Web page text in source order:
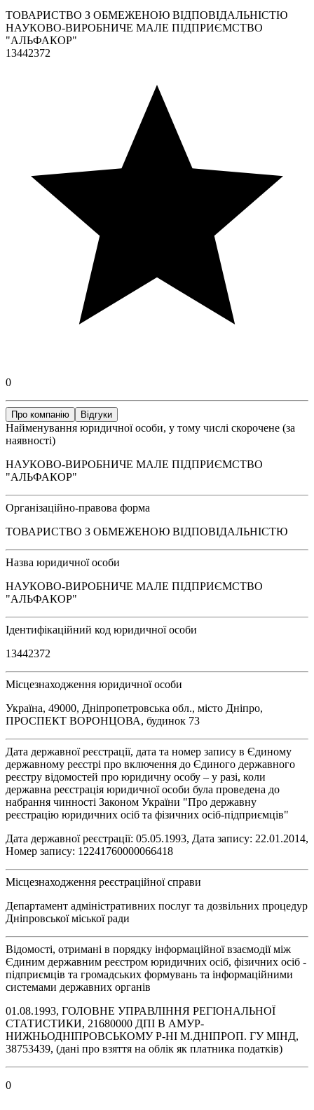
ТОВАРИСТВО З ОБМЕЖЕНОЮ ВІДПОВІДАЛЬНІСТЮ
НАУКОВО-ВИРОБНИЧЕ МАЛЕ ПІДПРИЄМСТВО
"АЛЬФАКОР"
13442372
0
Про компанію Відгуки
Найменування юридичної особи, у тому числі скорочене (за
наявності)
НАУКОВО-ВИРОБНИЧЕ МАЛЕ ПІДПРИЄМСТВО
"АЛЬФАКОР"
Організаційно-правова форма
ТОВАРИСТВО З ОБМЕЖЕНОЮ ВІДПОВІДАЛЬНІСТЮ
Назва юридичної особи
НАУКОВО-ВИРОБНИЧЕ МАЛЕ ПІДПРИЄМСТВО
"АЛЬФАКОР"
Ідентифікаційний код юридичної особи
13442372
Місцезнаходження юридичної особи
Україна, 49000, Дніпропетровська обл., місто Дніпро,
ПРОСПЕКТ ВОРОНЦОВА, будинок 73
Дата державної реєстрації, дата та номер запису в Єдиному
державному реєстрі про включення до Єдиного державного
реєстру відомостей про юридичну особу – у разі, коли
державна реєстрація юридичної особи була проведена до
набрання чинності Законом України "Про державну
реєстрацію юридичних осіб та фізичних осіб-підприємців"
Дата державної реєстрації: 05.05.1993, Дата запису: 22.01.2014,
Номер запису: 12241760000066418
Місцезнаходження реєстраційної справи
Департамент адміністративних послуг та дозвільних процедур
Дніпровської міської ради
Відомості, отримані в порядку інформаційної взаємодії між
Єдиним державним реєстром юридичних осіб, фізичних осіб -
підприємців та громадських формувань та інформаційними
системами державних органів
01.08.1993, ГОЛОВНЕ УПРАВЛІННЯ РЕГІОНАЛЬНОЇ
СТАТИСТИКИ, 21680000 ДПI В АМУР-
НИЖНЬОДНIПРОВСЬКОМУ Р-НI М.ДНIПРОП. ГУ МIНД,
38753439, (дані про взяття на облік як платника податків)
0